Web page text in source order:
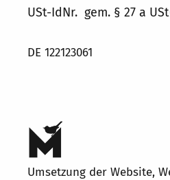
USt-IdNr. gem. § 27 a
DE 122123061
Umsetzung der Website,